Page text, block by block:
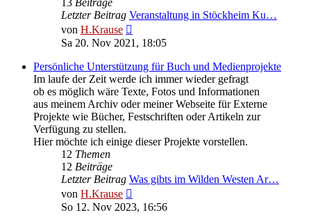
13 Beiträge
Letzter Beitrag Veranstaltung in Stöckheim Ku…
von H.Krause
Beitrag
Sa 20. Nov 2021, 18:05
Persönliche Unterstützung für Buch und Medienprojekte
Im laufe der Zeit werde ich immer wieder gefragt
ob es möglich wäre Texte, Fotos und Informationen
aus meinem Archiv oder meiner Webseite für Externe
Projekte wie Bücher, Festschriften oder Artikeln zur
Verfügung zu stellen.
Hier möchte ich einige dieser Projekte vorstellen.
12 Themen
12 Beiträge
Letzter Beitrag Was gibts im Wilden Westen Ar…
von H.Krause
Beitrag
So 12. Nov 2023, 16:56